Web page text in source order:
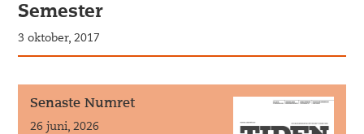
Semester
3 oktober, 2017
Senaste Numret
26 juni, 2026